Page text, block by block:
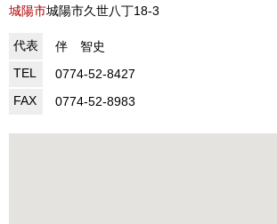
城陽市城陽市久世八丁18-3
代表
伴 智史
TEL
0774-52-8427
FAX
0774-52-8983